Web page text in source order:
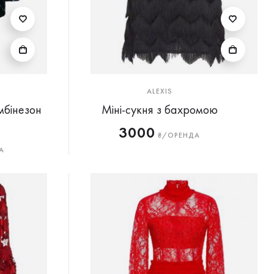
ALEXIS
Міні-сукня з бахромою
3000 ₴/ОРЕНДА